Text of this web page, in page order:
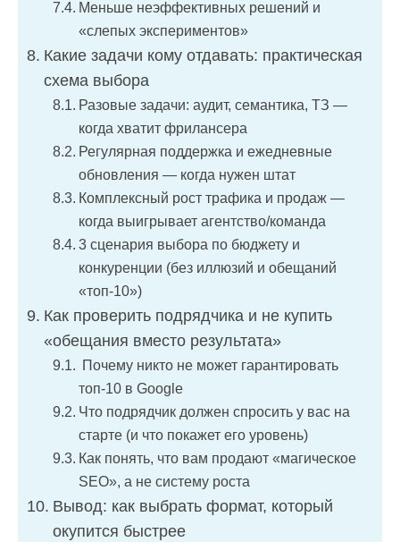
Меньше неэффективных решений и
«слепых экспериментов»
Какие задачи кому отдавать: практическая
схема выбора
Разовые задачи: аудит, семантика, ТЗ —
когда хватит фрилансера
Регулярная поддержка и ежедневные
обновления — когда нужен штат
Комплексный рост трафика и продаж —
когда выигрывает агентство/команда
3 сценария выбора по бюджету и
конкуренции (без иллюзий и обещаний
«топ-10»)
Как проверить подрядчика и не купить
«обещания вместо результата»
Почему никто не может гарантировать
топ-10 в Google
Что подрядчик должен спросить у вас на
старте (и что покажет его уровень)
Как понять, что вам продают «магическое
SEO», а не систему роста
Вывод: как выбрать формат, который
окупится быстрее